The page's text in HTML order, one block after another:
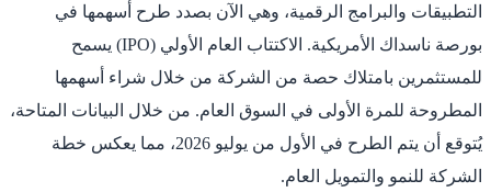
التطبيقات والبرامج الرقمية، وهي الآن بصدد طرح أسهمها في
بورصة ناسداك الأمريكية. الاكتتاب العام الأولي (IPO) يسمح
للمستثمرين بامتلاك حصة من الشركة من خلال شراء أسهمها
المطروحة للمرة الأولى في السوق العام. من خلال البيانات المتاحة،
يُتوقع أن يتم الطرح في الأول من يوليو 2026، مما يعكس خطة
الشركة للنمو والتمويل العام.